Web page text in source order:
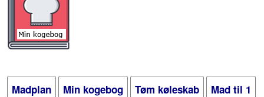
Madplan Min kogebog Tøm køleskab
Mad til 1